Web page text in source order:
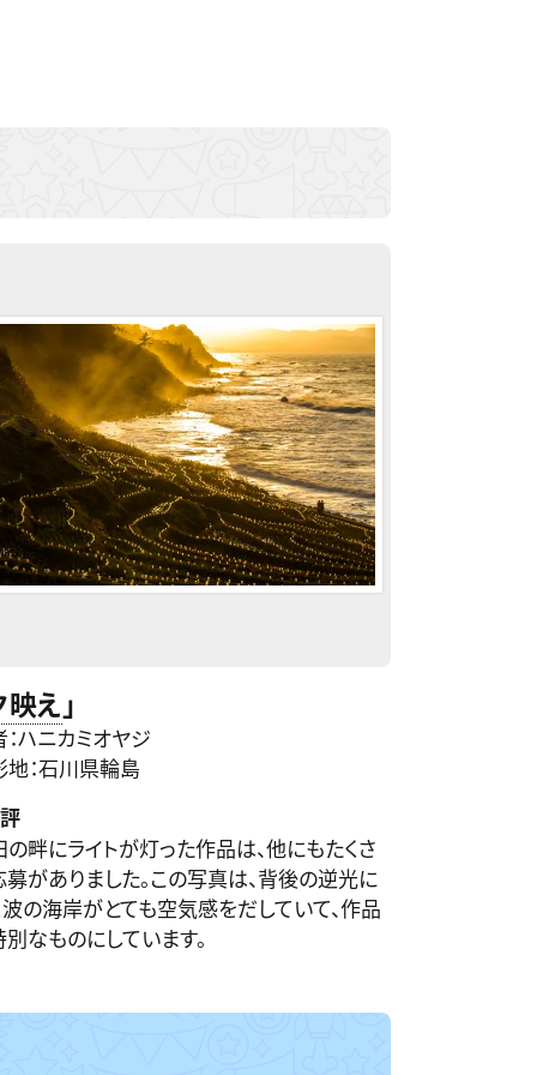
映え 」
ハニカミオヤジ
：石川県輪島
畔にライトが灯った作品は、他にもたくさ
がありました。この写真は、背後の逆光に
の海岸がとても空気感をだしていて、作品
なものにしています。